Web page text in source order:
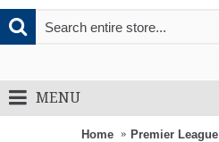
MENU
Home Premier League